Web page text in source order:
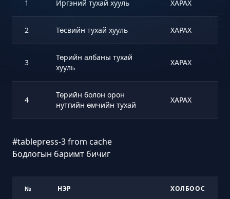
1 Иргэний тухай хууль ХАРАХ
2 Төсвийн тухай хууль ХАРАХ
3
Төрийн албаны тухай
хууль
ХАРАХ
4
Төрийн болон орон
нутгийн өмчийн тухай
ХАРАХ
#tablepress-3 from cache
Бодлогын баримт бичиг
№ НЭР ХОЛБООС